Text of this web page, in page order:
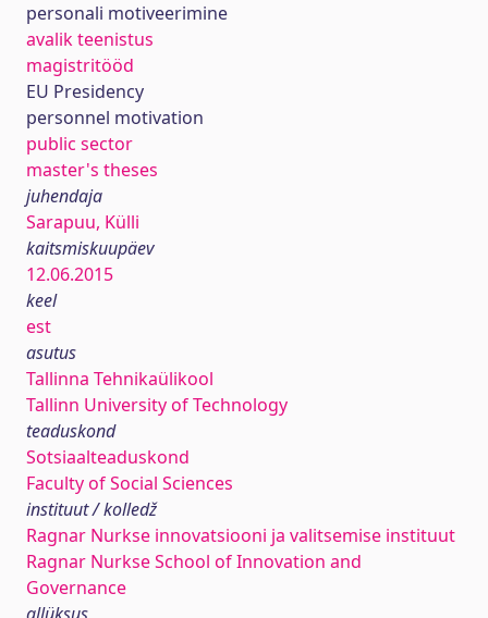
personali motiveerimine
avalik teenistus
magistritööd
EU Presidency
personnel motivation
public sector
master's theses
juhendaja
Sarapuu, Külli
kaitsmiskuupäev
12.06.2015
keel
est
asutus
Tallinna Tehnikaülikool
Tallinn University of Technology
teaduskond
Sotsiaalteaduskond
Faculty of Social Sciences
instituut / kolledž
Ragnar Nurkse innovatsiooni ja valitsemise instituut
Ragnar Nurkse School of Innovation and
Governance